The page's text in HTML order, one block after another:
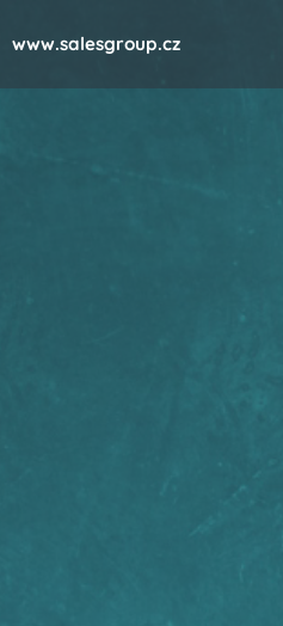
www.salesgroup.cz